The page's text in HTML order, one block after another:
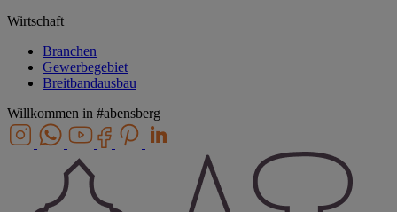
Wirtschaft
Branchen
Gewerbegebiet
Breitbandausbau
Willkommen in #abensberg